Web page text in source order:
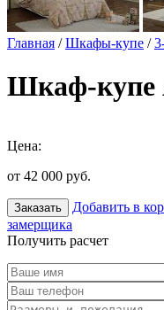
Главная /Шкафы-купе /
Шкаф-купе
Цена:
от 42 000 руб.
Заказать Добавить в
замерщика
Получить расчет